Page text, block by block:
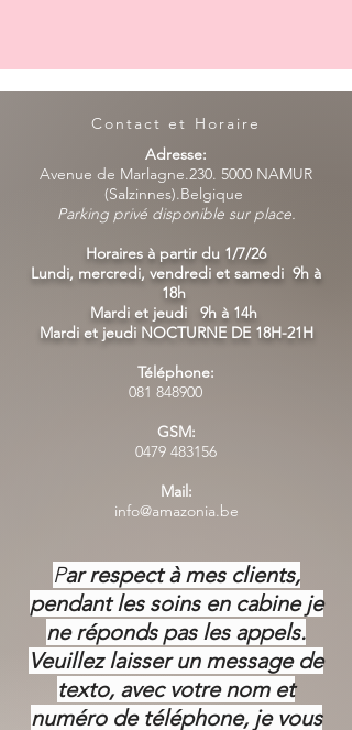
Contact et Horaire
Adresse:
Avenue de Marlagne.230. 5000 NAMUR
(Salzinnes).Belgique
Parking privé disponible sur place.
Horaires à partir du 1/7/26
Lundi, mercredi, vendredi et samedi 9h à
18h
Mardi et jeudi 9h à 14h
Mardi et jeudi NOCTURNE DE 18H-21H
Téléphone:
081 848900
GSM:
0479 483156
Mail:
info@amazonia.be
Par respect à mes clients,
pendant les soins en cabine je
ne réponds pas les appels.
Veuillez laisser un message de
texto, avec votre nom et
numéro de téléphone, je vous